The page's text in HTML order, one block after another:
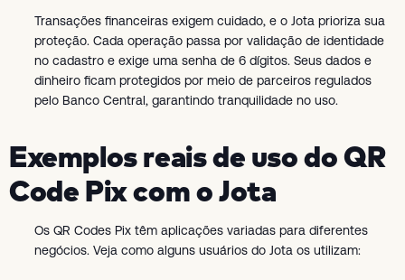
Transações financeiras exigem cuidado, e o Jota prioriza sua
proteção. Cada operação passa por validação de identidade
no cadastro e exige uma senha de 6 dígitos. Seus dados e
dinheiro ficam protegidos por meio de parceiros regulados
pelo Banco Central, garantindo tranquilidade no uso.
Exemplos reais de uso do QR
Code Pix com o Jota
Os QR Codes Pix têm aplicações variadas para diferentes
negócios. Veja como alguns usuários do Jota os utilizam: